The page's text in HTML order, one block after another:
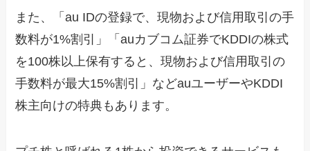
また、「au IDの登録で、現物および信用取引の手
数料が1%割引」「auカブコム証券でKDDIの株式
を100株以上保有すると、現物および信用取引の
手数料が最大15%割引」などauユーザーやKDDI
株主向けの特典もあります。